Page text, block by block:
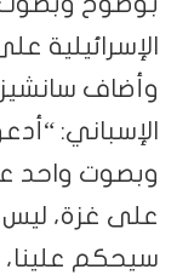
الإسرائيلية
وأضاف
الإسباني:
وبصوت واحد
على غزة، ليس
سيحكم علينا،